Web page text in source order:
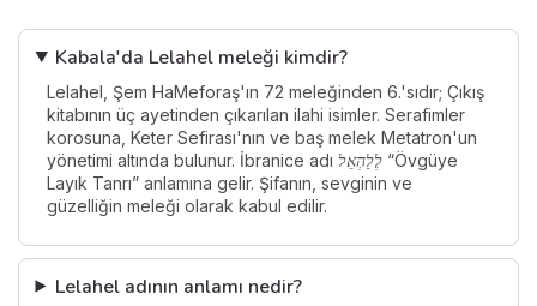
Kabala'da Lelahel meleği kimdir?
Lelahel, Şem HaMeforaş'ın 72 meleğinden 6.'sıdır; Çıkış
kitabının üç ayetinden çıkarılan ilahi isimler. Serafimler
korosuna, Keter Sefirası'nın ve baş melek Metatron'un
yönetimi altında bulunur. İbranice adı לֶלַהְאֵל “Övgüye
Layık Tanrı” anlamına gelir. Şifanın, sevginin ve
güzelliğin meleği olarak kabul edilir.
Lelahel adının anlamı nedir?